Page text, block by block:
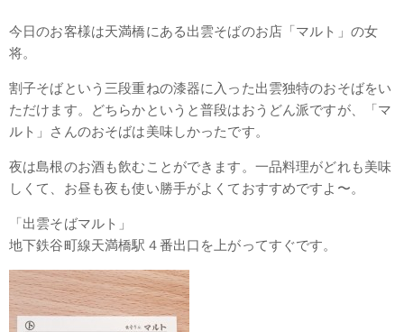
今日のお客様は天満橋にある出雲そばのお店「マルト」の女
将。
割子そばという三段重ねの漆器に入った出雲独特のおそばをい
ただけます。どちらかというと普段はおうどん派ですが、「マ
ルト」さんのおそばは美味しかったです。
夜は島根のお酒も飲むことができます。一品料理がどれも美味
しくて、お昼も夜も使い勝手がよくておすすめですよ〜。
「出雲そばマルト」
地下鉄谷町線天満橋駅４番出口を上がってすぐです。